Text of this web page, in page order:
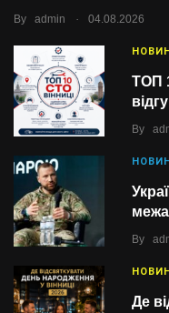
By admin . 04.08.2026
ТОП
By
By
Де